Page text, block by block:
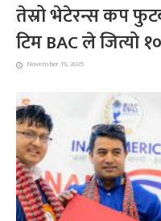
तेस्रो भेटेरन्स कप
टिम BAC ले जित्यो
November 19, 2025